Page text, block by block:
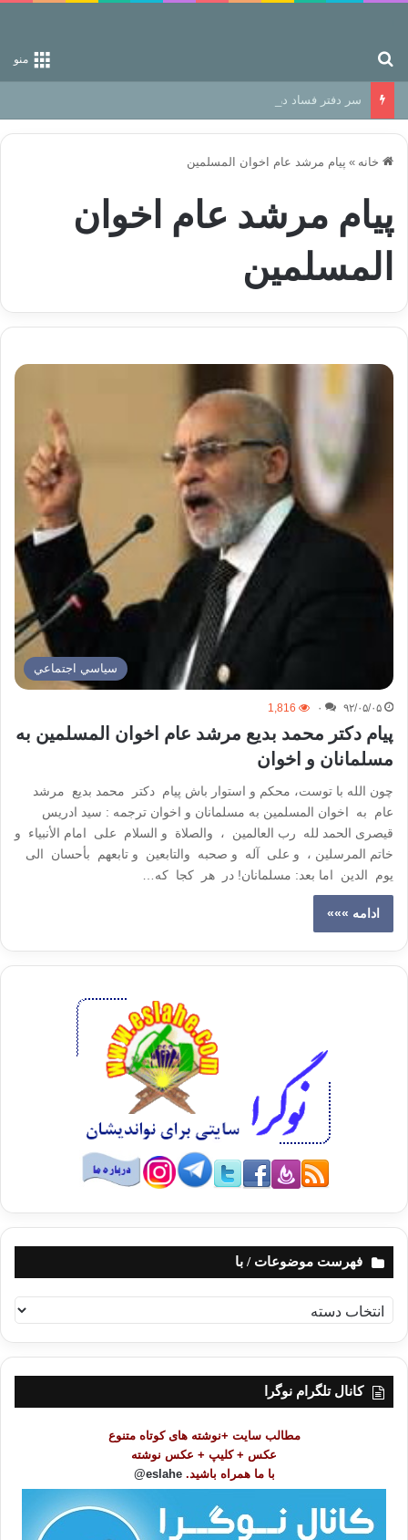
منو
سر دفتر فساد در زمین‌، دوری وکناره‌گیری از راه خداست‌!
خانه » پیام مرشد عام اخوان المسلمین
پیام مرشد عام اخوان
المسلمین
سياسي اجتماعي
۹۲/۰۵/۰۵ ۰ 1,816
پیام دکتر محمد بدیع مرشد عام اخوان المسلمین به
مسلمانان و اخوان
چون الله با توست، محکم و استوار باش پیام دکتر محمد بدیع مرشد
عام به اخوان المسلمین به مسلمانان و اخوان ترجمه : سید ادریس
قیصری الحمد لله رب العالمین ، والصلاة و السلام علی امام الأنبیاء و
خاتم المرسلین ، و علی آله و صحبه والتابعین و تابعهم بأحسان الی
یوم الدین اما بعد: مسلمانان! در هر کجا که…
ادامه »»»
فهرست موضوعات / با
ه
ر
کانال تلگرام نوگرا
مطالب سایت +نوشته های کوتاه متنوع
عکس + کلیپ + عکس نوشته
با ما همراه باشید. eslahe@